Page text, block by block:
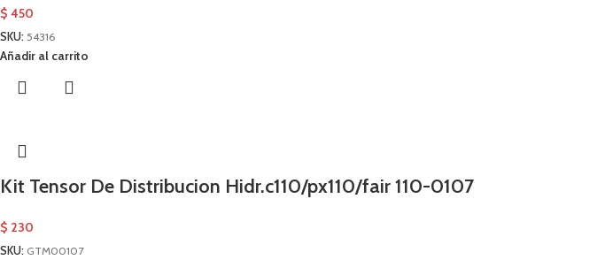
$ 450
SKU: 54316
Añadir al carrito
Kit Tensor De Distribucion Hidr.c110/px110/fair 110-0107
$ 230
SKU: GTM00107